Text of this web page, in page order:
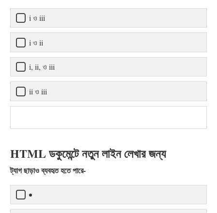
i ও iii
i ও ii
i, ii, ও iii
ii ও iii
HTML ডকুমেন্টে নতুন লাইন লেখার জন্য
ট্যাগ ছাড়াও ব্যবহৃত হতে পারে-